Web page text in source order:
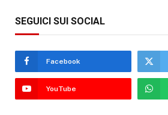
SEGUICI SUI SOCIAL
Facebook
YouTube